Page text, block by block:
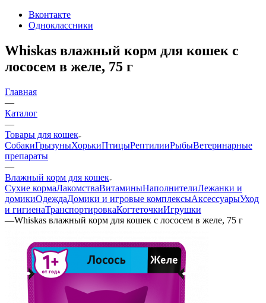
Вконтакте
Одноклассники
Whiskas влажный корм для кошек с
лососем в желе, 75 г
Главная
—
Каталог
—
Товары для кошек
СобакиГрызуныХорькиПтицыРептилииРыбыВетеринарные
препараты
—
Влажный корм для кошек
Сухие кормаЛакомстваВитаминыНаполнителиЛежанки и
домикиОдеждаДомики и игровые комплексыАксессуарыУход
и гигиенаТранспортировкаКогтеточкиИгрушки
—Whiskas влажный корм для кошек с лососем в желе, 75 г